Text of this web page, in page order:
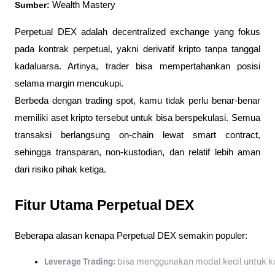
Sumber: Wealth Mastery
Perpetual DEX adalah decentralized exchange yang fokus
pada kontrak perpetual, yakni derivatif kripto tanpa tanggal
kadaluarsa. Artinya, trader bisa mempertahankan posisi
selama margin mencukupi.
Berbeda dengan trading spot, kamu tidak perlu benar-benar
memiliki aset kripto tersebut untuk bisa berspekulasi. Semua
transaksi berlangsung on-chain lewat smart contract,
sehingga transparan, non-kustodian, dan relatif lebih aman
dari risiko pihak ketiga.
Fitur Utama Perpetual DEX
Beberapa alasan kenapa Perpetual DEX semakin populer:
Leverage Trading: bisa menggunakan modal kecil untuk